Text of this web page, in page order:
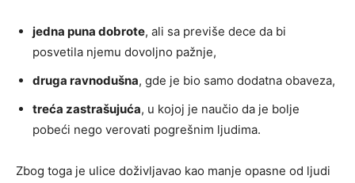
jedna puna dobrote, ali sa previše dece da bi
posvetila njemu dovoljno pažnje,
druga ravnodušna, gde je bio samo dodatna obaveza,
treća zastrašujuća, u kojoj je naučio da je bolje
pobeći nego verovati pogrešnim ljudima.
Zbog toga je ulice doživljavao kao manje opasne od ljudi